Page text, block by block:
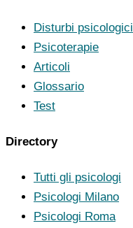
Disturbi psicologici
Psicoterapie
Articoli
Glossario
Test
Directory
Tutti gli psicologi
Psicologi Milano
Psicologi Roma